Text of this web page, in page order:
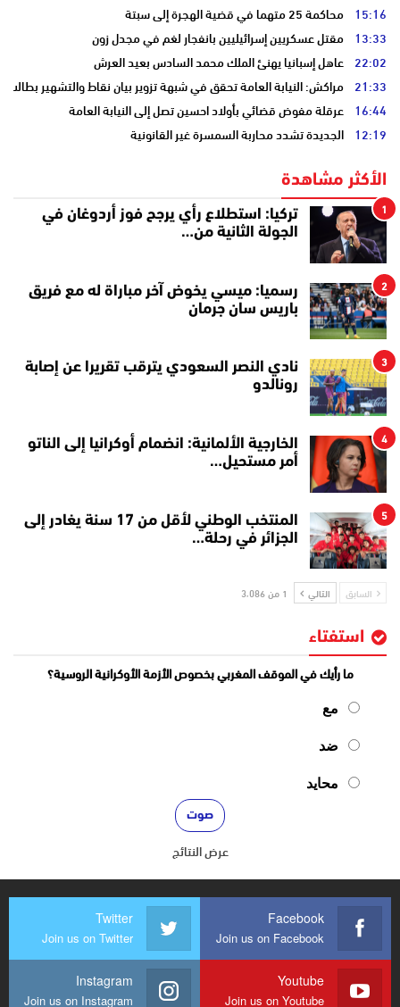
15:16 محاكمة 25 متهما في قضية الهجرة إلى سبتة
13:33 مقتل عسكريين إسرائيليين بانفجار لغم في مجدل زون
22:02 عاهل إسبانيا يهنئ الملك محمد السادس بعيد العرش
21:33 مراكش: النيابة العامة تحقق في شبهة تزوير بيان نقاط والتشهير بطالب
16:44 عرقلة مفوض قضائي بأولاد احسين تصل إلى النيابة العامة
12:19 الجديدة تشدد محاربة السمسرة غير القانونية
الأكثر مشاهدة
1
تركيا: استطلاع رأي يرجح فوز أردوغان في
الجولة الثانية من…
2
رسميا: ميسي يخوض آخر مباراة له مع فريق
باريس سان جرمان
3
نادي النصر السعودي يترقب تقريرا عن إصابة
رونالدو
4
الخارجية الألمانية: انضمام أوكرانيا إلى الناتو
أمر مستحيل…
5
المنتخب الوطني لأقل من 17 سنة يغادر إلى
الجزائر في رحلة…
السابق التالي 1 من 3٬086
استفتاء
ما رأيك في الموقف المغربي بخصوص الأزمة الأوكرانية الروسية؟
مع
ضد
محايد
عرض النتائج
Facebook
Join us on Facebook
Twitter
Join us on Twitter
Youtube
Join us on Youtube
Instagram
Join us on Instagram